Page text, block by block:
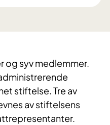
og syv medlemmer.
stiftelse. Tre av
av stiftelsens